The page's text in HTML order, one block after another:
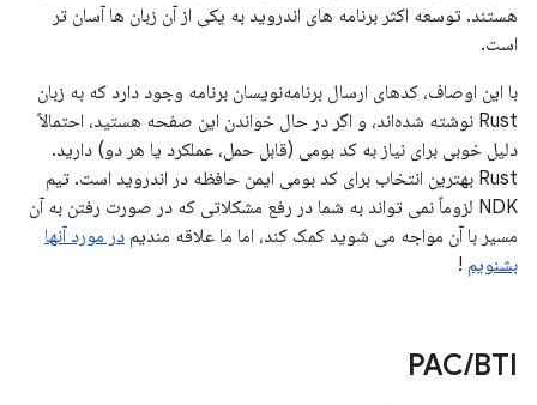
هستند. توسعه اکثر برنامه های اندروید به یکی از آن زبان ها آسان تر
است.
با این اوصاف، کدهای ارسال برنامه‌نویسان برنامه وجود دارد که به زبان
Rust نوشته شده‌اند، و اگر در حال خواندن این صفحه هستید، احتمالاً
دلیل خوبی برای نیاز به کد بومی (قابل حمل، عملکرد یا هر دو) دارید.
Rust بهترین انتخاب برای کد بومی ایمن حافظه در اندروید است. تیم
NDK لزوماً نمی تواند به شما در رفع مشکلاتی که در صورت رفتن به آن
مسیر با آن مواجه می شوید کمک کند، اما ما علاقه مندیم در مورد آنها
بشنویم !
PAC/BTI